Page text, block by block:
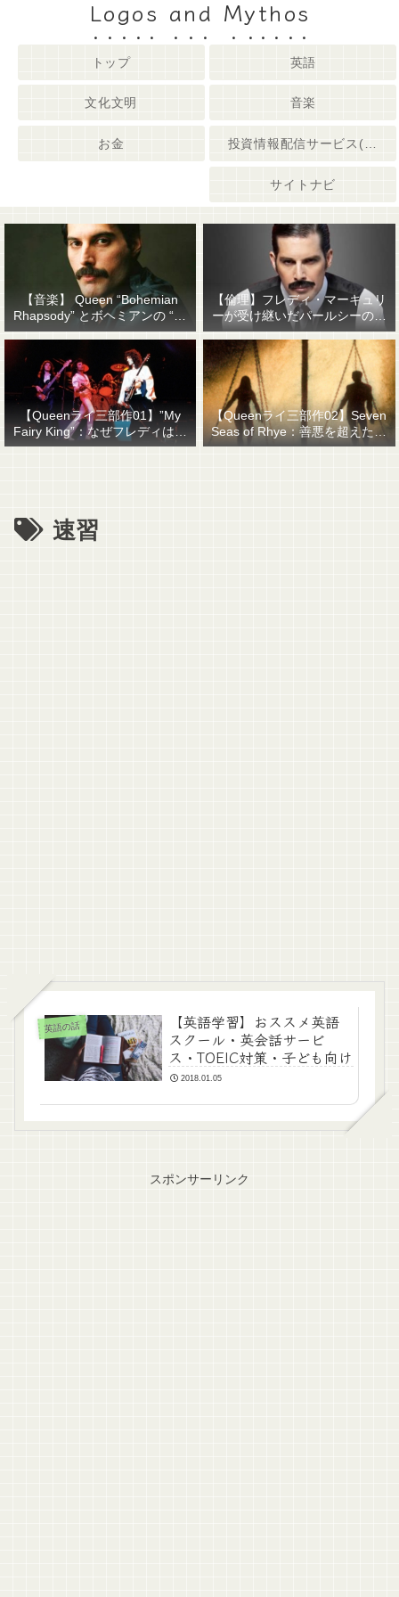
Logos and Mythos
トップ 英語
文化文明 音楽
お金
サイトナビ
【音楽】 Queen “Bohemian
Rhapsody” とボヘミアンの “他
人事感”
【倫理】フレディ・マーキュリ
ーが受け継いだパールシーの精
神遺産
【Queenライ三部作01】”My
Fairy King”：なぜフレディはマ
ーキュリーと名乗ったのか？
【Queenライ三部作02】Seven
Seas of Rhye：善悪を超えたも
のを善悪で裁くということ
速習
英語の話
【英語学習】おススメ英語
スクール・英会話サービ
ス・TOEIC対策・子ども向け
2018.01.05
スポンサーリンク